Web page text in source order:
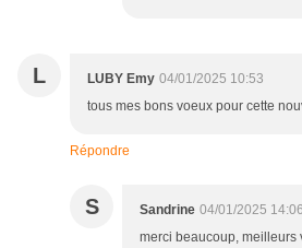
L LUBY Emy 04/01/2025 10:53
tous mes bons voeux pour cette
Répondre
S Sandrine 04/01/2025 14:06
merci beaucoup,